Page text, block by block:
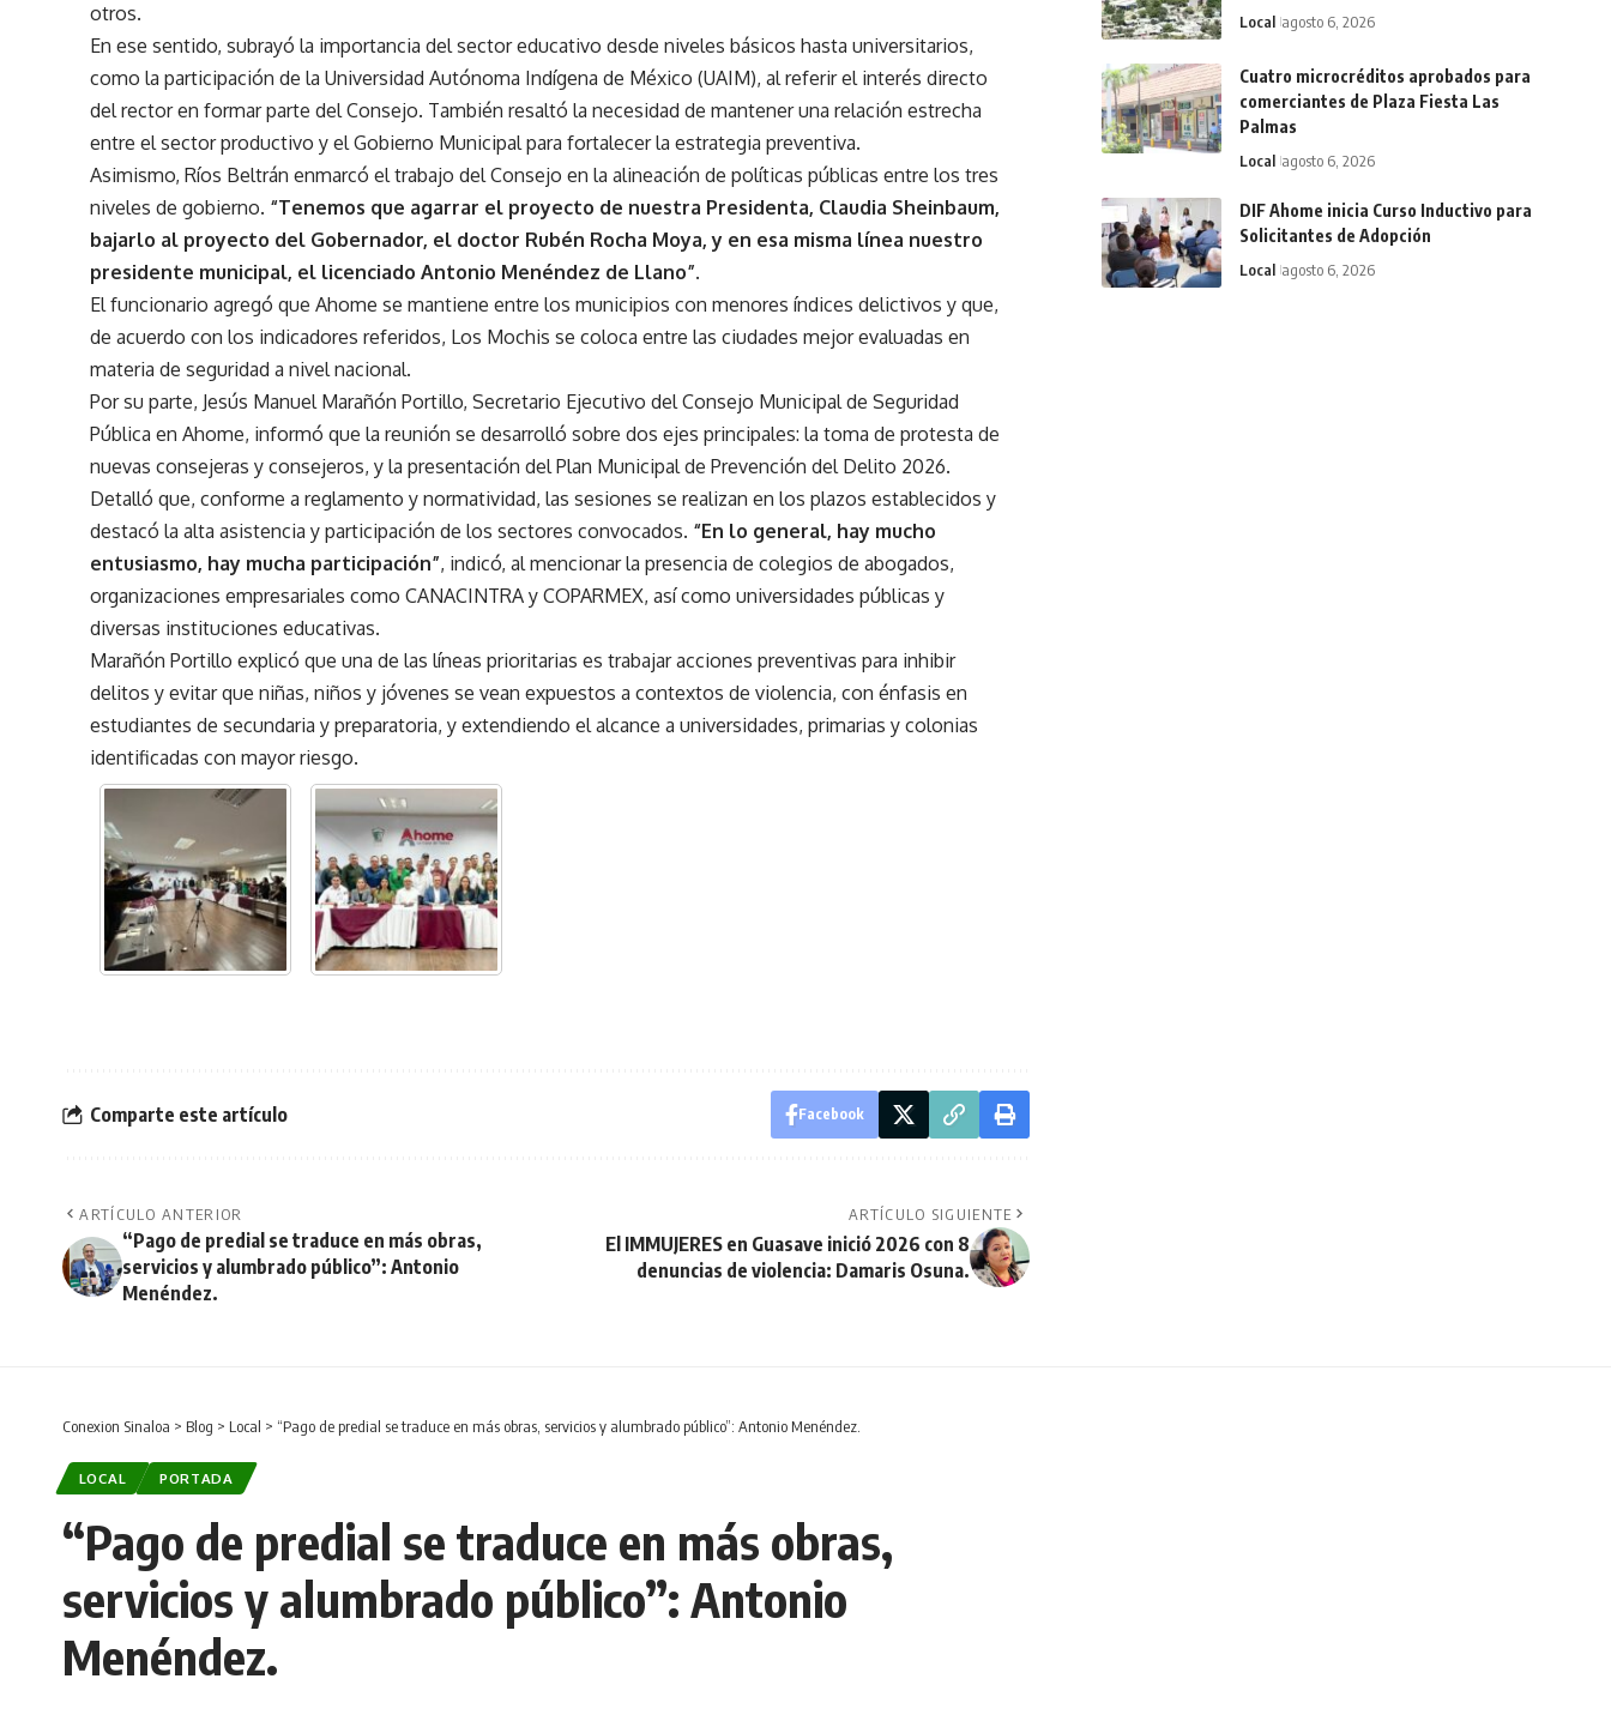
otros.
En ese sentido, subrayó la importancia del sector educativo desde niveles básicos hasta universitarios,
como la participación de la Universidad Autónoma Indígena de México (UAIM), al referir el interés directo
del rector en formar parte del Consejo. También resaltó la necesidad de mantener una relación estrecha
entre el sector productivo y el Gobierno Municipal para fortalecer la estrategia preventiva.
Asimismo, Ríos Beltrán enmarcó el trabajo del Consejo en la alineación de políticas públicas entre los tres
niveles de gobierno. “Tenemos que agarrar el proyecto de nuestra Presidenta, Claudia Sheinbaum,
bajarlo al proyecto del Gobernador, el doctor Rubén Rocha Moya, y en esa misma línea nuestro
presidente municipal, el licenciado Antonio Menéndez de Llano”.
El funcionario agregó que Ahome se mantiene entre los municipios con menores índices delictivos y que,
de acuerdo con los indicadores referidos, Los Mochis se coloca entre las ciudades mejor evaluadas en
materia de seguridad a nivel nacional.
Por su parte, Jesús Manuel Marañón Portillo, Secretario Ejecutivo del Consejo Municipal de Seguridad
Pública en Ahome, informó que la reunión se desarrolló sobre dos ejes principales: la toma de protesta de
nuevas consejeras y consejeros, y la presentación del Plan Municipal de Prevención del Delito 2026.
Detalló que, conforme a reglamento y normatividad, las sesiones se realizan en los plazos establecidos y
destacó la alta asistencia y participación de los sectores convocados. “En lo general, hay mucho
entusiasmo, hay mucha participación”, indicó, al mencionar la presencia de colegios de abogados,
organizaciones empresariales como CANACINTRA y COPARMEX, así como universidades públicas y
diversas instituciones educativas.
Marañón Portillo explicó que una de las líneas prioritarias es trabajar acciones preventivas para inhibir
delitos y evitar que niñas, niños y jóvenes se vean expuestos a contextos de violencia, con énfasis en
estudiantes de secundaria y preparatoria, y extendiendo el alcance a universidades, primarias y colonias
identificadas con mayor riesgo.
Comparte este artículo Facebook
ARTÍCULO ANTERIOR
“Pago de predial se traduce en más obras,
servicios y alumbrado público”: Antonio
Menéndez.
ARTÍCULO SIGUIENTE
El IMMUJERES en Guasave inició 2026 con 8
denuncias de violencia: Damaris Osuna.
Local agosto 6, 2026
Cuatro microcréditos aprobados para
comerciantes de Plaza Fiesta Las
Palmas
Local agosto 6, 2026
DIF Ahome inicia Curso Inductivo para
Solicitantes de Adopción
Local agosto 6, 2026
Conexion Sinaloa > Blog > Local > “Pago de predial se traduce en más obras, servicios y alumbrado público”: Antonio Menéndez.
LOCAL PORTADA
“Pago de predial se traduce en más obras,
servicios y alumbrado público”: Antonio
Menéndez.